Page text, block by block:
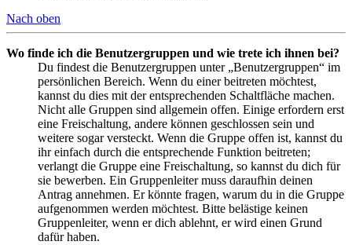
Nach oben
Wo finde ich die Benutzergruppen und wie trete ich ihnen bei?
Du findest die Benutzergruppen unter „Benutzergruppen“ im
persönlichen Bereich. Wenn du einer beitreten möchtest,
kannst du dies mit der entsprechenden Schaltfläche machen.
Nicht alle Gruppen sind allgemein offen. Einige erfordern erst
eine Freischaltung, andere können geschlossen sein und
weitere sogar versteckt. Wenn die Gruppe offen ist, kannst du
ihr einfach durch die entsprechende Funktion beitreten;
verlangt die Gruppe eine Freischaltung, so kannst du dich für
sie bewerben. Ein Gruppenleiter muss daraufhin deinen
Antrag annehmen. Er könnte fragen, warum du in die Gruppe
aufgenommen werden möchtest. Bitte belästige keinen
Gruppenleiter, wenn er dich ablehnt, er wird einen Grund
dafür haben.